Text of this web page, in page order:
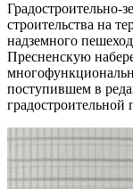
Градостроительно-
строительства на
надземного
Пресненскую
поступившем в
градостроительной